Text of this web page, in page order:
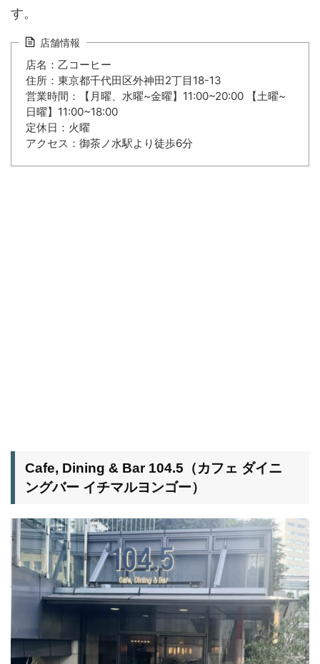
す。
店舗情報
店名：乙コーヒー
住所：東京都千代田区外神田2丁目18-13
営業時間：【月曜、水曜~金曜】11:00~20:00 【土曜~
日曜】11:00~18:00
定休日：火曜
アクセス：御茶ノ水駅より徒歩6分
Cafe, Dining & Bar 104.5（カフェ ダイニ
ングバー イチマルヨンゴー）